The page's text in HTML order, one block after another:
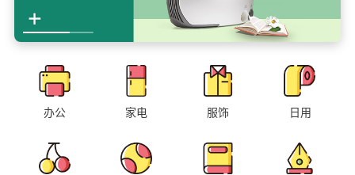
办公 家电 服饰 日用